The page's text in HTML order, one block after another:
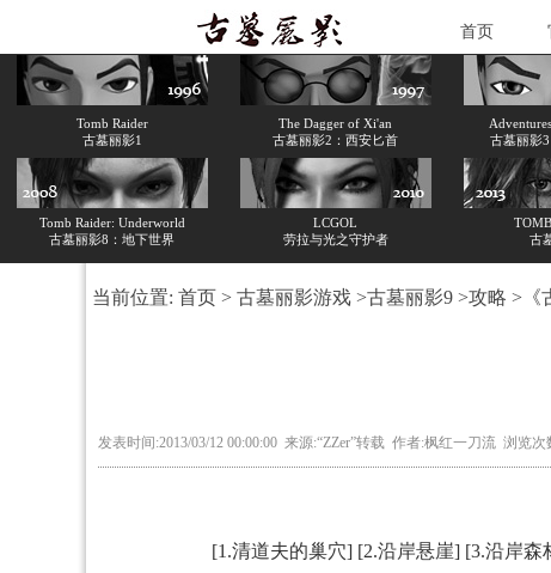
首页
Tomb Raider
古墓丽影1
The Dagger of Xi'an
古墓丽影2：西安匕首
古墓丽影
Tomb Raider: Underworld
古墓丽影8：地下世界
LCGOL
劳拉与光之守护者
古
当前位置: 首页 > 古墓丽影游戏 >古墓丽影9 >攻略 >《
发表时间:2013/03/12 00:00:00 来源:“ZZer”转载 作者:枫红一刀流 浏览次
[1.清道夫的巢穴] [2.沿岸悬崖] [3.沿岸森